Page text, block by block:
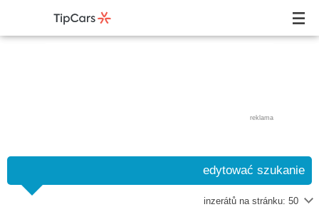
reklama
edytować szukanie
inzerátů na stránku: 50